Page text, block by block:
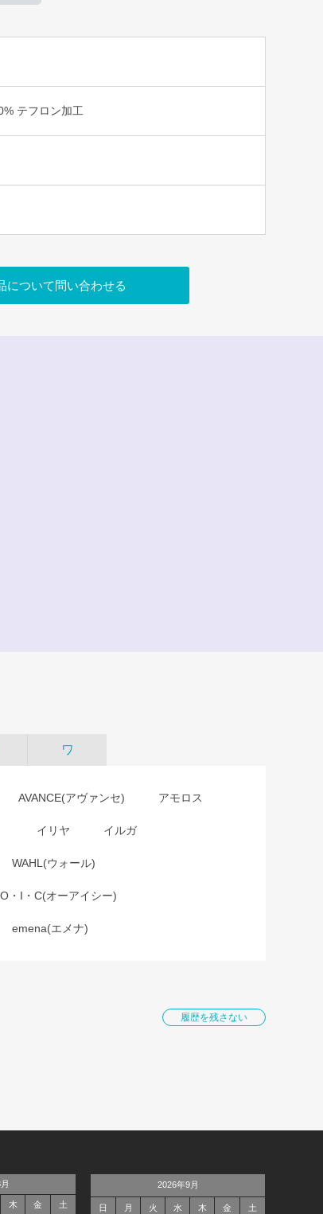
テフロン加工
について問い合わせる
ワ
AVANCE(アヴァンセ) アモロス
イリヤ イルガ
WAHL(ウォール)
O・I・C(オーアイシー)
emena(エメナ)
履歴を残さない
木 金 土
2026年9月
日 月 火 水 木 金 土